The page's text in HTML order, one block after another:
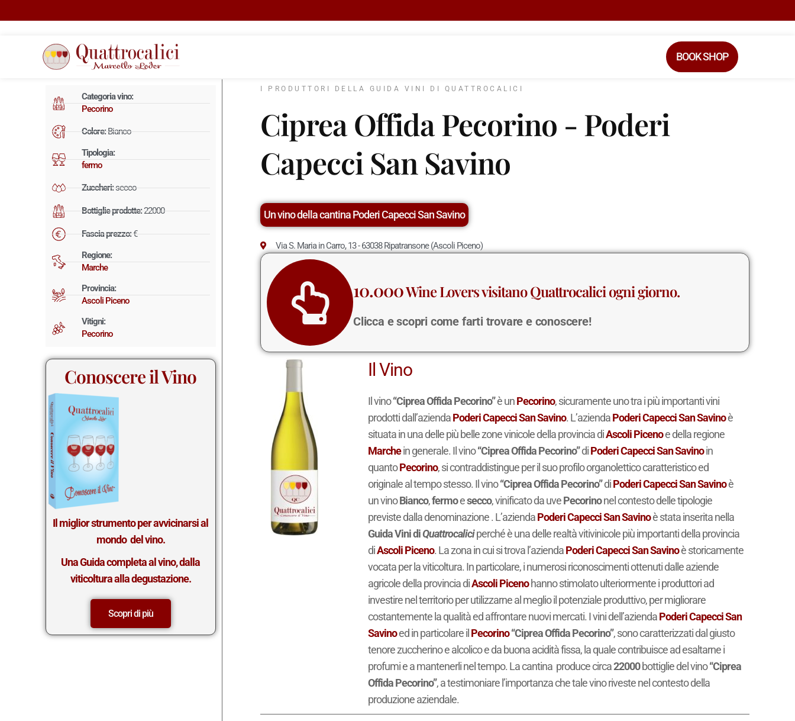
BOOK SHOP
Categoria vino:
Pecorino
Colore:Bianco
Tipologia:
fermo
Zuccheri:secco
Bottiglie prodotte:22000
Fascia prezzo:€
Regione:
Marche
Provincia:
Ascoli Piceno
Vitigni:
Pecorino
Conoscere il Vino
Il miglior strumento per avvicinarsi al
mondo del vino.
Una Guida completa al vino, dalla
viticoltura alla degustazione.
Scopri di più
I PRODUTTORI DELLA GUIDA VINI DI QUATTROCALICI
Ciprea Offida Pecorino - Poderi
Capecci San Savino
Un vino della cantina Poderi Capecci San Savino
Via S. Maria in Carro, 13 - 63038 Ripatransone (Ascoli Piceno)
10.000Wine Lovers visitano Quattrocalici ogni giorno.
Clicca e scopri come farti trovare e conoscere!
Il Vino
Il vino“Ciprea Offida Pecorino”è unPecorino, sicuramente uno tra i più importanti vini
prodotti dall’aziendaPoderi Capecci San Savino. L’aziendaPoderi Capecci San Savinoè
situata in una delle più belle zone vinicole della provincia diAscoli Picenoe della regione
Marchein generale. Il vino“Ciprea Offida Pecorino”diPoderi Capecci San Savinoin
quantoPecorino, si contraddistingue per il suo profilo organolettico caratteristico ed
originale al tempo stesso. Il vino“Ciprea Offida Pecorino”diPoderi Capecci San Savinoè
un vinoBianco,fermoesecco, vinificato da uvePecorinonel contesto delle tipologie
previste dalla denominazione . L’aziendaPoderi Capecci San Savinoè stata inserita nella
Guida Vini diQuattrocaliciperché è una delle realtà vitivinicole più importanti della provincia
diAscoli Piceno. La zona in cui si trova l’aziendaPoderi Capecci San Savinoè storicamente
vocata per la viticoltura. In particolare, i numerosi riconoscimenti ottenuti dalle aziende
agricole della provincia diAscoli Picenohanno stimolato ulteriormente i produttori ad
investire nel territorio per utilizzarne al meglio il potenziale produttivo, per migliorare
costantemente la qualità ed affrontare nuovi mercati. I vini dell’aziendaPoderi Capecci San
Savinoed in particolare il Pecorino “Ciprea Offida Pecorino”, sono caratterizzati dal giusto
tenore zuccherino e alcolico e da buona acidità fissa, la quale contribuisce ad esaltarne i
profumi e a mantenerli nel tempo. La cantina produce circa22000bottiglie del vino“Ciprea
Offida Pecorino”, a testimoniare l’importanza che tale vino riveste nel contesto della
produzione aziendale.